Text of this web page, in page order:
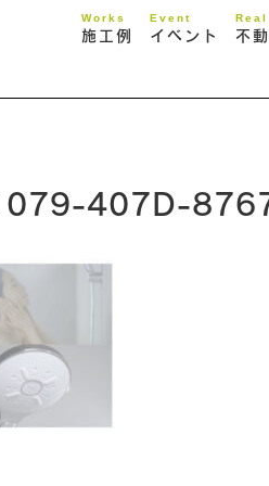
Works
施工例
Event
イベント 不
407D-